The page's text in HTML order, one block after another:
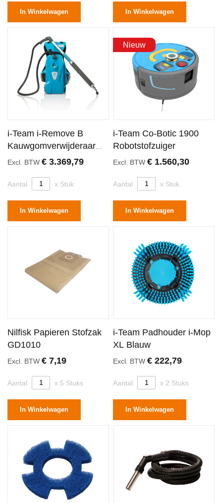
In Winkelwagen In Winkelwagen
i-Team i-Remove B
Kauwgomverwijderaar
24V
Excl. BTW € 3.369,79
Aantal x Stuk
In Winkelwagen
Nieuw
i-Team Co-Botic 1900
Robotstofzuiger
Excl. BTW€ 1.560,30
Aantal x Stuk
In Winkelwagen
Nilfisk Papieren Stofzak
GD1010
Excl. BTW € 7,19
Aantal x 5 Stuks
In Winkelwagen
i-Team Padhouder i-Mop
XL Blauw
Excl. BTW€ 222,79
Aantal x 2 Stuks
In Winkelwagen